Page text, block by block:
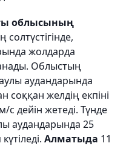
облысының
жолдарда
Облыстың
аудандарында
соққан желдің екпіні
с дейін жетеді. Түнде
аудандарында 25
Алматыда 11